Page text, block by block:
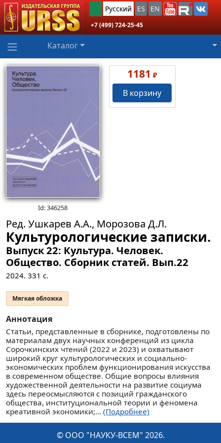
Русский ES EN
+7 (499) 724-25-45
Каталог
Id: 346258
1181 ₽
В корзину
Ред. Ушкарев А.А., Морозова Д.Л.
Культурологические записки.
Выпуск 22: Культура. Человек.
Общество. Сборник статей. Вып.22
2024. 331 с.
Мягкая обложка
Аннотация
Статьи, представленные в сборнике, подготовлены по
материалам двух научных конференций из цикла
Сорочкинских чтений (2022 и 2023) и охватывают
широкий круг культурологических и социально-
экономических проблем функционирования искусства
в современном обществе. Общие вопросы влияния
художественной деятельности на развитие социума
здесь переосмысляются с позиций гражданского
общества, институциональной теории и феномена
креативной экономики;... (Подробнее)
© ООО "НАУКУ-ВСЕМ" 2026.